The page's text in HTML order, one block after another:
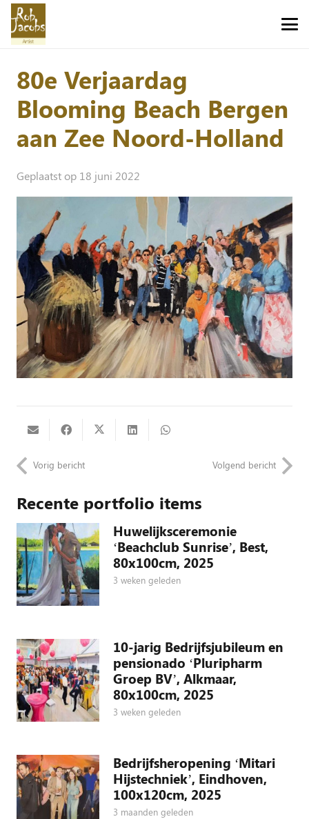
80e Verjaardag
Blooming Beach Bergen
aan Zee Noord-Holland
Geplaatst op 18 juni 2022
Vorig bericht Volgend bericht
Recente portfolio items
Huwelijksceremonie
‘Beachclub Sunrise’, Best,
80x100cm, 2025
3 weken geleden
10-jarig Bedrijfsjubileum en
pensionado ‘Pluripharm
Groep BV’, Alkmaar,
80x100cm, 2025
3 weken geleden
Bedrijfsheropening ‘Mitari
Hijstechniek’, Eindhoven,
100x120cm, 2025
3 maanden geleden